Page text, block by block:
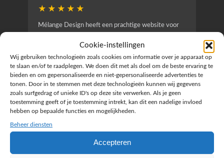
Cookie-instellingen
Wij gebruiken technologieën zoals cookies om informatie over je apparaat op
te slaan en/of te raadplegen. We doen dit met als doel om de beste ervaring te
bieden en om gepersonaliseerde en niet-gepersonaliseerde advertenties te
tonen. Door in te stemmen met deze technologieën kunnen wij gegevens
zoals surfgedrag of unieke ID's op deze site verwerken. Als je geen
toestemming geeft of je toestemming intrekt, kan dit een nadelige invloed
hebben op bepaalde functies en mogelijkheden.
Beheer diensten
Accepteren
‹
★★★★★
Mélange Design heeft een prachtige website voor
straalt uit wie wij als school zijn.
Saskia van der Hoeven
werd